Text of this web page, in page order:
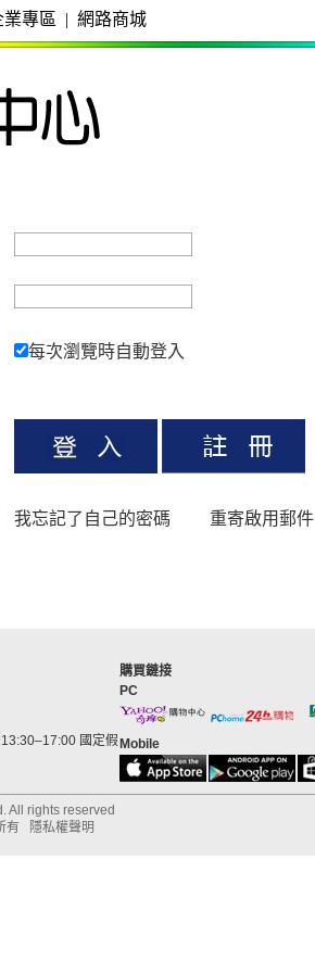
業專區 | 網路商城
每次瀏覽時自動登入
我忘記了自己的密碼 重寄啟用郵件
國定假
購買鏈接
PC
Mobile
All rights reserved
有
隱私權聲明